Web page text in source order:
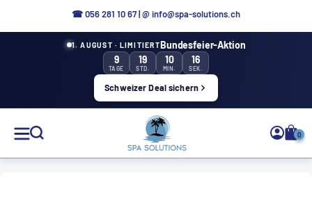
☎ 056 281 10 67|@ info@spa-solutions.ch
1. AUGUST · LIMITIERTBundesfeier-Aktion
9
TAGE
19
STD.
10
MIN.
15
SEK.
Schweizer Deal sichern
Solutions
de
0